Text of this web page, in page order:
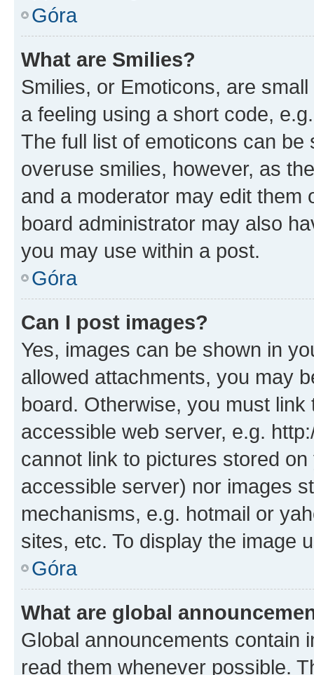
Góra
What are Smilies?
Smilies, or Emoticons, are
a feeling using a short code,
The full list of emoticons can
overuse smilies, however, as
and a moderator may edit them
board administrator may also
you may use within a post.
Góra
Can I post images?
Yes, images can be shown in
allowed attachments, you may
board. Otherwise, you must
accessible web server, e.g.
cannot link to pictures stored
accessible server) nor images
mechanisms, e.g. hotmail or
sites, etc. To display the image
Góra
What are global
Global announcements contain
read them whenever possible.